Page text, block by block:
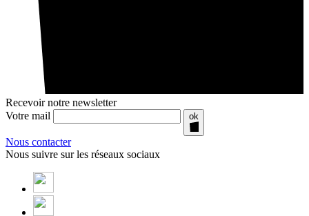
Recevoir notre newsletter
Votre mail
ok
Nous contacter
Nous suivre sur les réseaux sociaux